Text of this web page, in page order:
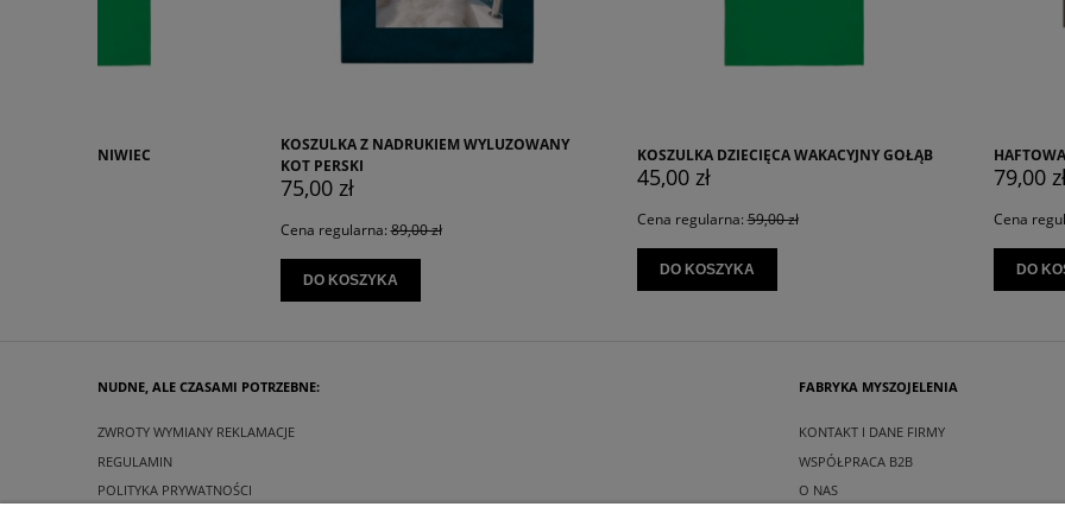
KOSZULKA Z NADRUKIEM WYLUZOWANY
KOT PERSKI
KOSZULKA DZIECIĘCA WAKACYJNY GOŁĄB HAFTOWANY T-SHIRT WHIPPET
NUDNE, ALE CZASAMI POTRZEBNE:
ZWROTY WYMIANY REKLAMACJE
REGULAMIN
POLITYKA PRYWATNOŚCI
FABRYKA MYSZOJELENIA
KONTAKT I DANE FIRMY
WSPÓŁPRACA B2B
O NAS